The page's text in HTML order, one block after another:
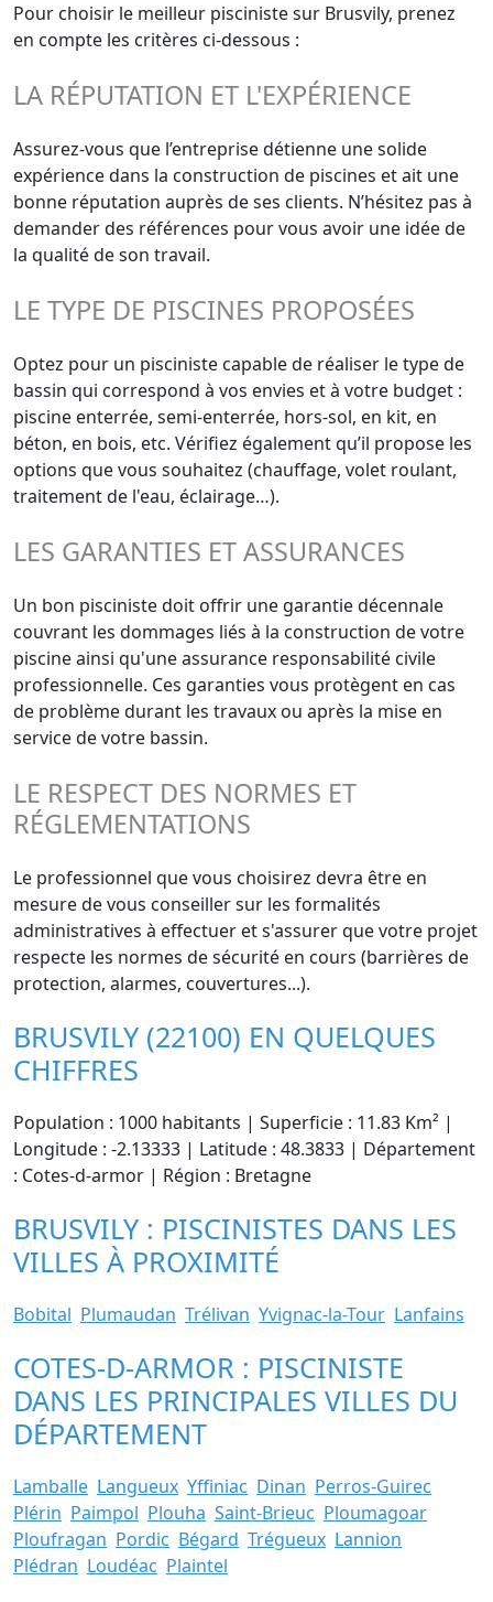
Pour choisir le meilleur pisciniste sur Brusvily, prenez
en compte les critères ci-dessous :
LA RÉPUTATION ET L'EXPÉRIENCE
Assurez-vous que l’entreprise détienne une solide
expérience dans la construction de piscines et ait une
bonne réputation auprès de ses clients. N’hésitez pas à
demander des références pour vous avoir une idée de
la qualité de son travail.
LE TYPE DE PISCINES PROPOSÉES
Optez pour un pisciniste capable de réaliser le type de
bassin qui correspond à vos envies et à votre budget :
piscine enterrée, semi-enterrée, hors-sol, en kit, en
béton, en bois, etc. Vérifiez également qu’il propose les
options que vous souhaitez (chauffage, volet roulant,
traitement de l'eau, éclairage…).
LES GARANTIES ET ASSURANCES
Un bon pisciniste doit offrir une garantie décennale
couvrant les dommages liés à la construction de votre
piscine ainsi qu'une assurance responsabilité civile
professionnelle. Ces garanties vous protègent en cas
de problème durant les travaux ou après la mise en
service de votre bassin.
LE RESPECT DES NORMES ET
RÉGLEMENTATIONS
Le professionnel que vous choisirez devra être en
mesure de vous conseiller sur les formalités
administratives à effectuer et s'assurer que votre projet
respecte les normes de sécurité en cours (barrières de
protection, alarmes, couvertures...).
BRUSVILY (22100) EN QUELQUES
CHIFFRES
Population : 1000 habitants | Superficie : 11.83 Km² |
Longitude : -2.13333 | Latitude : 48.3833 | Département
: Cotes-d-armor | Région : Bretagne
BRUSVILY : PISCINISTES DANS LES
VILLES À PROXIMITÉ
Bobital Plumaudan Trélivan Yvignac-la-Tour Lanfains
COTES-D-ARMOR : PISCINISTE
DANS LES PRINCIPALES VILLES DU
DÉPARTEMENT
Lamballe Langueux Yffiniac Dinan Perros-Guirec
Plérin Paimpol Plouha Saint-Brieuc Ploumagoar
Ploufragan Pordic Bégard Trégueux Lannion
Plédran Loudéac Plaintel